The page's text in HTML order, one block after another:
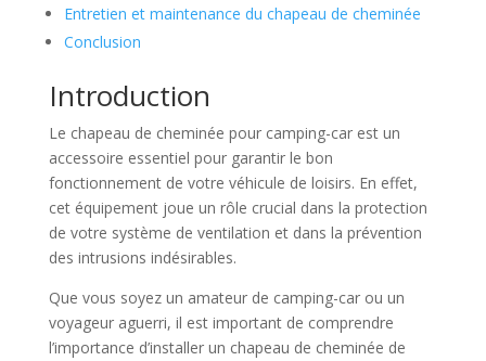
Entretien et maintenance du chapeau de cheminée
Conclusion
Introduction
Le chapeau de cheminée pour camping-car est un
accessoire essentiel pour garantir le bon
fonctionnement de votre véhicule de loisirs. En effet,
cet équipement joue un rôle crucial dans la protection
de votre système de ventilation et dans la prévention
des intrusions indésirables.
Que vous soyez un amateur de camping-car ou un
voyageur aguerri, il est important de comprendre
l’importance d’installer un chapeau de cheminée de